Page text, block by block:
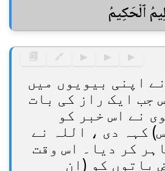
ٱلْحَكِيمُ
▶
▶
▶
🔗
🗐
نے اپنی بیویوں میں
جب ایک راز کی بات
نے اس خبر کو
کہہ دی ، اللہ نے
کر دیا۔ اس وقت
باتوں کو (ان